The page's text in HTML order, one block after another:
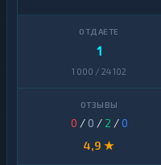
1
1 000 / 24 102
0 / 0 / 2 /0
4,9 ★